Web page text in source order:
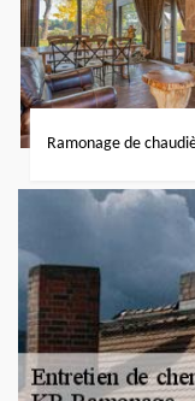
Ramonage de